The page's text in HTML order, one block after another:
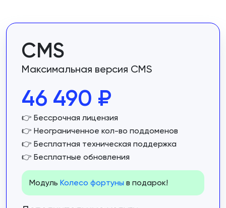
CMS
Максимальная версия CMS
46 490 ₽
👉 Бессрочная лицензия
👉 Неограниченное кол-во поддоменов
👉 Бесплатная техническая поддержка
👉 Бесплатные обновления
Модуль Колесо фортуны в подарок!